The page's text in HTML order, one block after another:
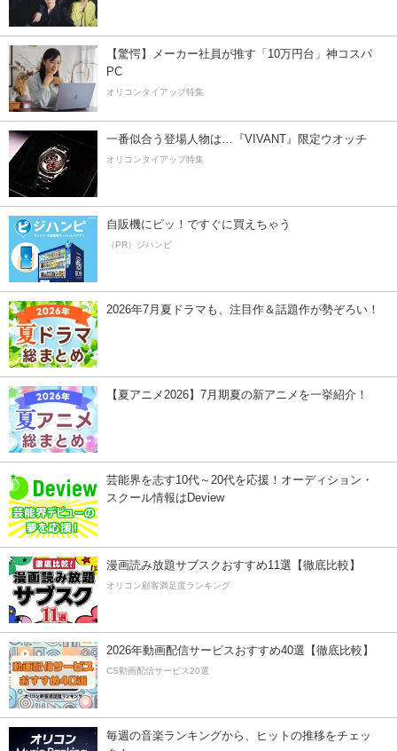
【驚愕】メーカー社員が推す「10万円台」神コスパ
PC
オリコンタイアップ特集
一番似合う登場人物は…『VIVANT』限定ウオッチ
オリコンタイアップ特集
自販機にピッ！ですぐに買えちゃう
（PR）ジハンピ
2026年7月夏ドラマも、注目作＆話題作が勢ぞろい！
【夏アニメ2026】7月期夏の新アニメを一挙紹介！
芸能界を志す10代～20代を応援！オーディション・
スクール情報はDeview
漫画読み放題サブスクおすすめ11選【徹底比較】
オリコン顧客満足度ランキング
2026年動画配信サービスおすすめ40選【徹底比較】
CS動画配信サービス20選
毎週の音楽ランキングから、ヒットの推移をチェッ